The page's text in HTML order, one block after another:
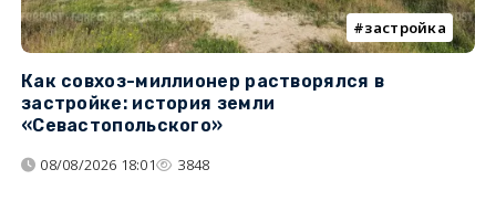
застройка
Как совхоз-миллионер растворялся в
застройке: история земли
«Севастопольского»
08/08/2026 18:01 3848